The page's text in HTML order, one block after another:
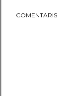
COMENTARIS